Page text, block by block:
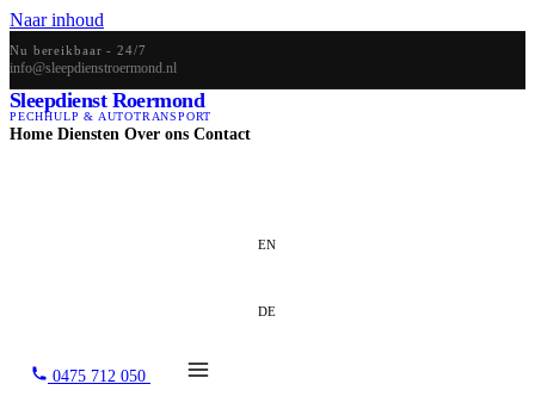
Naar inhoud
Nu bereikbaar - 24/7
info@sleepdienstroermond.nl
Sleepdienst Roermond
PECHHULP & AUTOTRANSPORT
Home Diensten Over ons Contact
EN
DE
0475 712 050